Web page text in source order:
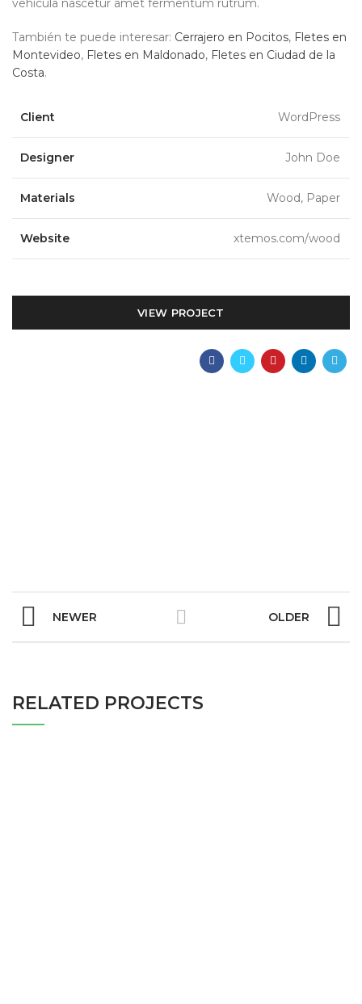
vehicula nascetur amet fermentum rutrum.
También te puede interesar: Cerrajero en Pocitos, Fletes en
Montevideo, Fletes en Maldonado, Fletes en Ciudad de la
Costa.
Client WordPress
Designer John Doe
Materials Wood, Paper
Website xtemos.com/wood
VIEW PROJECT
NEWER OLDER
RELATED PROJECTS